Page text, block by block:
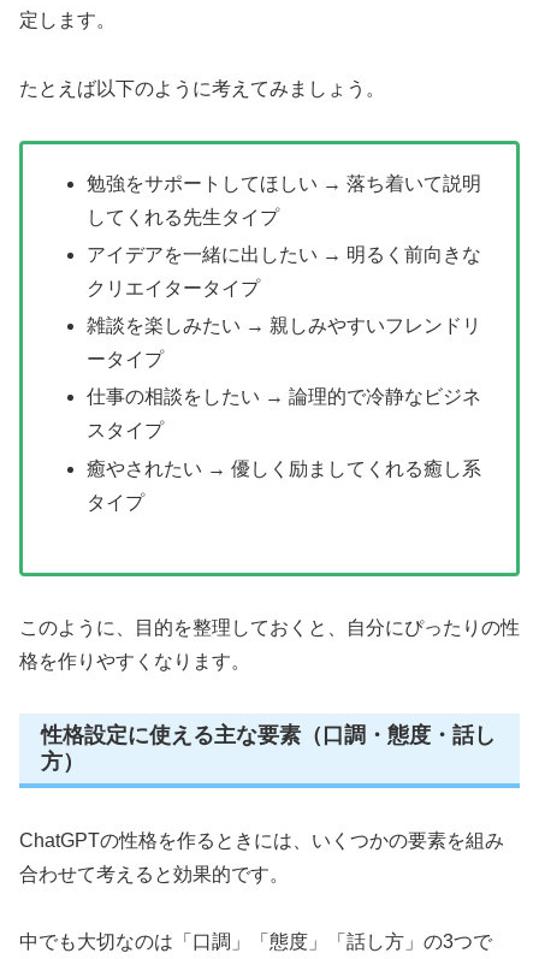
定します。
たとえば以下のように考えてみましょう。
勉強をサポートしてほしい → 落ち着いて説明
してくれる先生タイプ
アイデアを一緒に出したい → 明るく前向きな
クリエイタータイプ
雑談を楽しみたい → 親しみやすいフレンドリ
ータイプ
仕事の相談をしたい → 論理的で冷静なビジネ
スタイプ
癒やされたい → 優しく励ましてくれる癒し系
タイプ
このように、目的を整理しておくと、自分にぴったりの性
格を作りやすくなります。
性格設定に使える主な要素（口調・態度・話し
方）
ChatGPTの性格を作るときには、いくつかの要素を組み
合わせて考えると効果的です。
中でも大切なのは「口調」「態度」「話し方」の3つで